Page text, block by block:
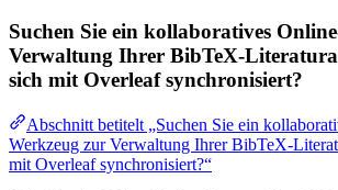
Suchen Sie ein kollaboratives
Verwaltung Ihrer BibTeX-
sich mit Overleaf synchronisiert?
Abschnitt betitelt „Suchen Sie ein
Werkzeug zur Verwaltung Ihrer BibTeX-
mit Overleaf synchronisiert?“